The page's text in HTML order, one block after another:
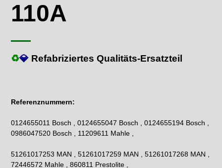
110A
♻💎 Refabriziertes Qualitäts-Ersatzteil
Referenznummern:
0124655011 Bosch , 0124655047 Bosch , 0124655194 Bosch ,
0986047520 Bosch , 11209611 Mahle ,
51261017253 MAN , 51261017259 MAN , 51261017268 MAN ,
72446572 Mahle , 860811 Prestolite ,